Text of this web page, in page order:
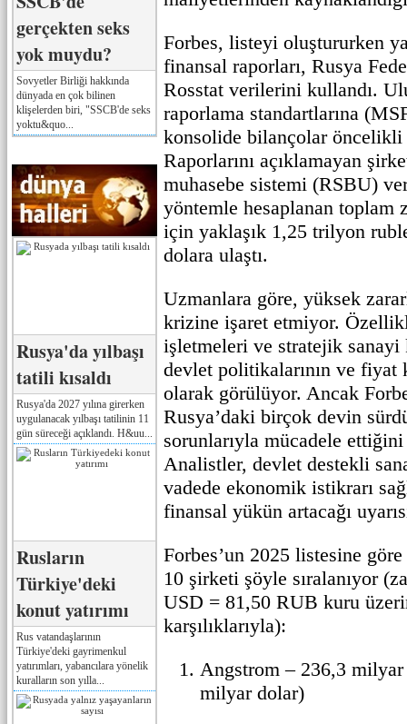
gerçekten seks
yok muydu?
Sovyetler Birliği hakkında
dünyada en çok bilinen
klişelerden biri, "SSCB'de seks
yoktu&quo...
Rusya'da yılbaşı
tatili kısaldı
Rusya'da 2027 yılına girerken
uygulanacak yılbaşı tatilinin 11
gün süreceği açıklandı. H&uu...
Rusların
Türkiye'deki
konut yatırımı
Rus vatandaşlarının
Türkiye'deki gayrimenkul
yatırımları, yabancılara yönelik
kuralların son yılla...
Forbes, listeyi oluştururken
finansal raporları, Rusya
Rosstat verilerini kullandı.
raporlama standartlarına
konsolide bilançolar öncelikli
Raporlarını açıklamayan
muhasebe sistemi (RSBU)
yöntemle hesaplanan toplam
için yaklaşık 1,25 trilyon
dolara ulaştı.
Uzmanlara göre, yüksek
krizine işaret etmiyor.
işletmeleri ve stratejik sanayi
devlet politikalarının ve
olarak görülüyor. Ancak
Rusya’daki birçok devin
sorunlarıyla mücadele
Analistler, devlet destekli
vadede ekonomik istikrarı
finansal yükün artacağı
Forbes’un 2025 listesine göre
10 şirketi şöyle sıralanıyor
USD = 81,50 RUB kuru
karşılıklarıyla):
Angstrom – 236,3
milyar dolar)